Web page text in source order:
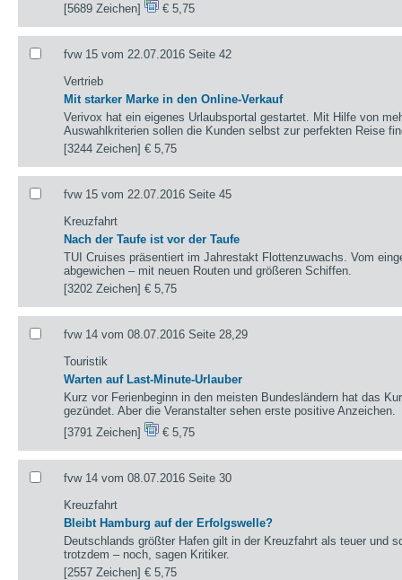
[5689 Zeichen]
€ 5,75
fvw 15 vom 22.07.2016 Seite 42
Vertrieb
Mit starker Marke in den Online-Verkauf
Verivox hat ein eigenes Urlaubsportal gestartet. Mit Hilfe von
Auswahlkriterien sollen die Kunden selbst zur perfekten Reise
[3244 Zeichen]€ 5,75
fvw 15 vom 22.07.2016 Seite 45
Kreuzfahrt
Nach der Taufe ist vor der Taufe
TUI Cruises präsentiert im Jahrestakt Flottenzuwachs. Vom
abgewichen – mit neuen Routen und größeren Schiffen.
[3202 Zeichen]€ 5,75
fvw 14 vom 08.07.2016 Seite 28,29
Touristik
Warten auf Last-Minute-Urlauber
Kurz vor Ferienbeginn in den meisten Bundesländern hat das
gezündet. Aber die Veranstalter sehen erste positive Anzeichen.
[3791 Zeichen]
€ 5,75
fvw 14 vom 08.07.2016 Seite 30
Kreuzfahrt
Bleibt Hamburg auf der Erfolgswelle?
Deutschlands größter Hafen gilt in der Kreuzfahrt als teuer und
trotzdem – noch, sagen Kritiker.
[2557 Zeichen]€ 5,75